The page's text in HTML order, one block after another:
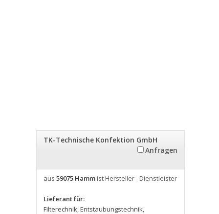
TK-Technische Konfektion GmbH
Anfragen
aus 59075 Hammist Hersteller - Dienstleister
Lieferant für:
Filterechnik,Entstaubungstechnik,